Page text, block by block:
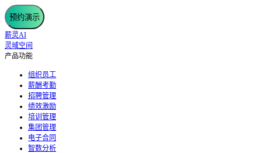
预约演示
薪灵AI
灵域空间
产品功能
组织员工
薪酬考勤
招聘管理
绩效激励
培训管理
集团管理
电子合同
智数分析